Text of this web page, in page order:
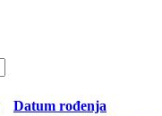
Datum rođenja